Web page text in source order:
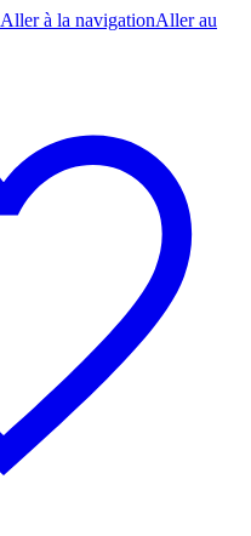
Aller à la navigationAller au